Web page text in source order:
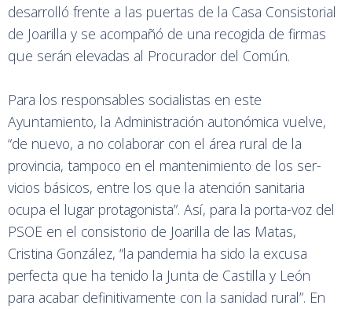
desarrolló frente a las puertas de la Casa Consistorial
de Joarilla y se acompañó de una recogida de firmas
que serán elevadas al Procurador del Común.
Para los responsables socialistas en este
Ayuntamiento, la Administración autonómica vuelve,
“de nuevo, a no colaborar con el área rural de la
provincia, tampoco en el mantenimiento de los ser-
vicios básicos, entre los que la atención sanitaria
ocupa el lugar protagonista”. Así, para la porta-voz del
PSOE en el consistorio de Joarilla de las Matas,
Cristina González, “la pandemia ha sido la excusa
perfecta que ha tenido la Junta de Castilla y León
para acabar definitivamente con la sanidad rural”. En